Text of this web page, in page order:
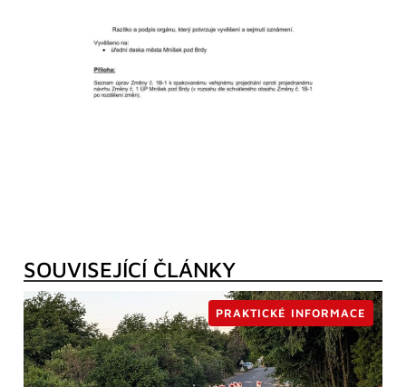
SOUVISEJÍCÍ ČLÁNKY
PRAKTICKÉ INFORMACE